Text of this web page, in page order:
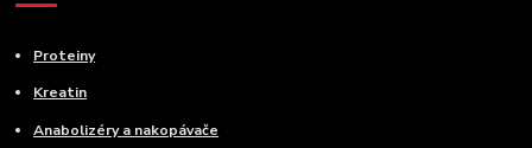
Proteiny
Kreatin
Anabolizéry a nakopávače